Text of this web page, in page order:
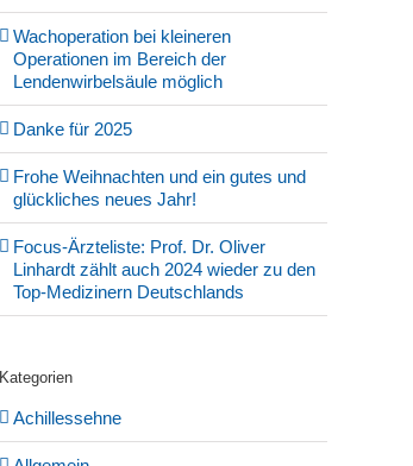
Wachoperation bei kleineren
Operationen im Bereich der
Lendenwirbelsäule möglich
Danke für 2025
Frohe Weihnachten und ein gutes und
glückliches neues Jahr!
Focus-Ärzteliste: Prof. Dr. Oliver
Linhardt zählt auch 2024 wieder zu den
Top-Medizinern Deutschlands
Kategorien
Achillessehne